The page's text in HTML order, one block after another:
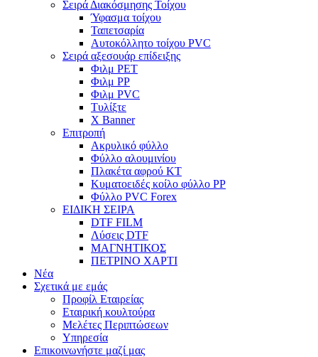
Σειρά Διακόσμησης Τοίχου
Ύφασμα τοίχου
Ταπετσαρία
Αυτοκόλλητο τοίχου PVC
Σειρά αξεσουάρ επίδειξης
Φιλμ PET
Φιλμ PP
Φιλμ PVC
Τυλίξτε
X Banner
Επιτροπή
Ακρυλικό φύλλο
Φύλλο αλουμινίου
Πλακέτα αφρού KT
Κυματοειδές κοίλο φύλλο PP
Φύλλο PVC Forex
ΕΙΔΙΚΗ ΣΕΙΡΑ
DTF FILM
Λύσεις DTF
ΜΑΓΝΗΤΙΚΟΣ
ΠΕΤΡΙΝΟ ΧΑΡΤΙ
Νέα
Σχετικά με εμάς
Προφίλ Εταιρείας
Εταιρική κουλτούρα
Μελέτες Περιπτώσεων
Υπηρεσία
Επικοινωνήστε μαζί μας